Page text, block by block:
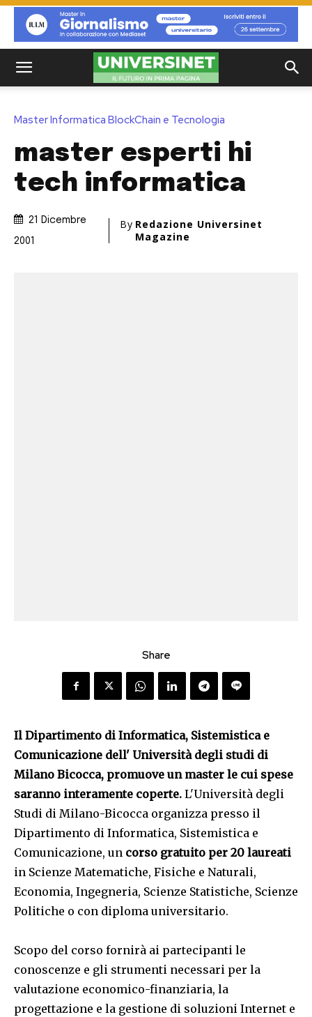
Master Informatica BlockChain e Tecnologia
master esperti hi
tech informatica
21 Dicembre
2001
By Redazione Universinet
Magazine
Share
Il Dipartimento di Informatica, Sistemistica e
Comunicazione dell' Università degli studi di
Milano Bicocca, promuove un master le cui spese
saranno interamente coperte. L'Università degli
Studi di Milano-Bicocca organizza presso il
Dipartimento di Informatica, Sistemistica e
Comunicazione, un corso gratuito per 20 laureati
in Scienze Matematiche, Fisiche e Naturali,
Economia, Ingegneria, Scienze Statistiche, Scienze
Politiche o con diploma universitario.
Scopo del corso fornirà ai partecipanti le
conoscenze e gli strumenti necessari per la
valutazione economico-finanziaria, la
progettazione e la gestione di soluzioni Internet e